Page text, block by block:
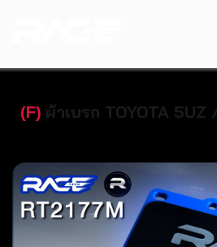
(F) ผ้าเบรก TOYOTA 5UZ